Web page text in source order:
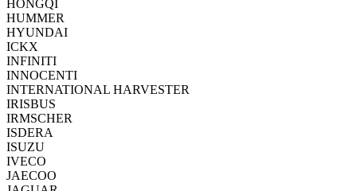
HONGQI
HUMMER
HYUNDAI
ICKX
INFINITI
INNOCENTI
INTERNATIONAL HARVESTER
IRISBUS
IRMSCHER
ISDERA
ISUZU
IVECO
JAECOO